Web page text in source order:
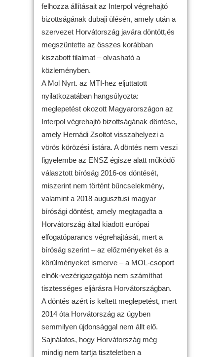
felhozza állításait az Interpol végrehajtó
bizottságának dubaji ülésén, amely után a
szervezet Horvátország javára döntött,és
megszüntette az összes korábban
kiszabott tilalmat – olvasható a
közleményben.
A Mol Nyrt. az MTI-hez eljuttatott
nyilatkozatában hangsúlyozta:
meglepetést okozott Magyarországon az
Interpol végrehajtó bizottságának döntése,
amely Hernádi Zsoltot visszahelyezi a
vörös körözési listára. A döntés nem veszi
figyelembe az ENSZ égisze alatt működő
választott bíróság 2016-os döntését,
miszerint nem történt bűncselekmény,
valamint a 2018 augusztusi magyar
bírósági döntést, amely megtagadta a
Horvátország által kiadott európai
elfogatóparancs végrehajtását, mert a
bíróság szerint – az előzményeket és a
körülményeket ismerve – a MOL-csoport
elnök-vezérigazgatója nem számíthat
tisztességes eljárásra Horvátországban.
A döntés azért is keltett meglepetést, mert
2014 óta Horvátország az ügyben
semmilyen újdonsággal nem állt elő.
Sajnálatos, hogy Horvátország még
mindig nem tartja tiszteletben a